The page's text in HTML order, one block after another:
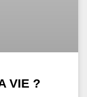
VIE ?